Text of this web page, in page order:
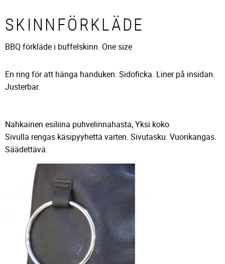
SKINNFÖRKLÄDE
BBQ förkläde i buffelskinn. One size
En ring för att hänga handuken. Sidoficka. Liner på insidan.
Justerbar.
Nahkainen esiliina puhvelinnahasta, Yksi koko
Sivulla rengas käsipyyhettä varten. Sivutasku. Vuorikangas.
Säädettävä.